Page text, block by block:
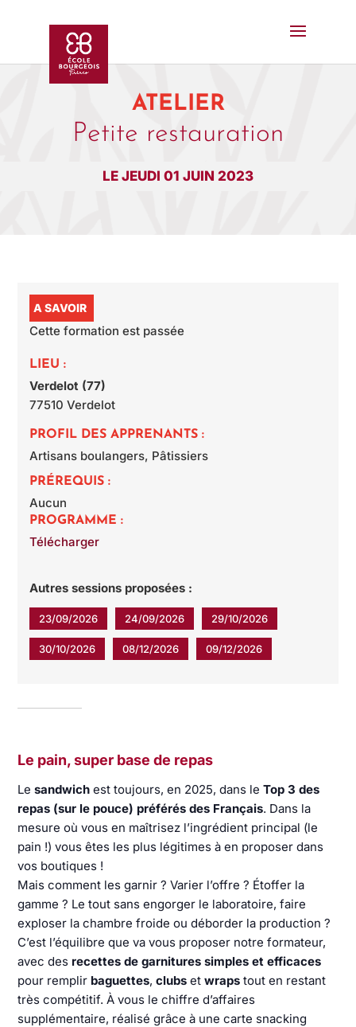
ATELIER
Petite restauration
LE JEUDI 01 JUIN 2023
A SAVOIR
Cette formation est passée
LIEU :
Verdelot (77)
77510 Verdelot
PROFIL DES APPRENANTS :
Artisans boulangers, Pâtissiers
PRÉREQUIS :
Aucun
PROGRAMME :
Télécharger
Autres sessions proposées :
23/09/2026 24/09/2026 29/10/2026
30/10/2026 08/12/2026 09/12/2026
Le pain, super base de repas
Lesandwich est toujours, en 2025, dans leTop 3 des
repas (sur le pouce) préférés des Français. Dans la
mesure où vous en maîtrisez l’ingrédient principal (le
pain !) vous êtes les plus légitimes à en proposer dans
vos boutiques !
Mais comment les garnir ? Varier l’offre ? Étoffer la
gamme ? Le tout sans engorger le laboratoire, faire
exploser la chambre froide ou déborder la production ?
C’est l’équilibre que va vous proposer notre formateur,
avec des recettes de garnitures simples et efficaces
pour remplir baguettes,clubs etwraps tout en restant
très compétitif. À vous le chiffre d’affaires
supplémentaire, réalisé grâce à une carte snacking